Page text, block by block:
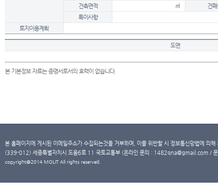
건축면적
㎡
건
특이사항
토지이용계획
도면
본 기본정보 자료는 증명서로서의 효력이 없습니다.
본 홈페이지에 게시된 이메일주소가 수집되는것을 거부하며, 이를 위반할 시 정보통신망법에 의
(339-012) 세종특별자치시 도움6로 11 국토교통부 (온라인 문의 : 1482qna@gmail.com /
copyright@2014 MOLIT All rights reserved.